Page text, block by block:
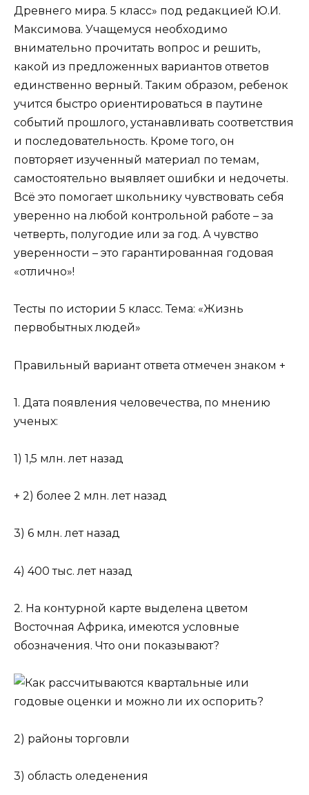
Древнего мира. 5 класс» под редакцией Ю.И.
Максимова. Учащемуся необходимо
внимательно прочитать вопрос и решить,
какой из предложенных вариантов ответов
единственно верный. Таким образом, ребенок
учится быстро ориентироваться в паутине
событий прошлого, устанавливать соответствия
и последовательность. Кроме того, он
повторяет изученный материал по темам,
самостоятельно выявляет ошибки и недочеты.
Всё это помогает школьнику чувствовать себя
уверенно на любой контрольной работе – за
четверть, полугодие или за год. А чувство
уверенности – это гарантированная годовая
«отлично»!
Тесты по истории 5 класс. Тема: «Жизнь
первобытных людей»
Правильный вариант ответа отмечен знаком +
1. Дата появления человечества, по мнению
ученых:
1) 1,5 млн. лет назад
+ 2) более 2 млн. лет назад
3) 6 млн. лет назад
4) 400 тыс. лет назад
2. На контурной карте выделена цветом
Восточная Африка, имеются условные
обозначения. Что они показывают?
2) районы торговли
3) область оледенения